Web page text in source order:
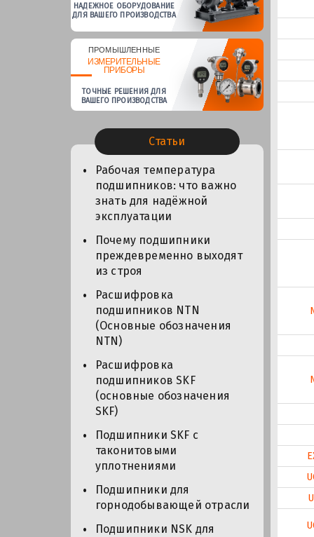
НАДЕЖНОЕ ОБОРУДОВАНИЕ
ДЛЯ ВАШЕГО ПРОИЗВОДСТВА
ПРОМЫШЛЕННЫЕ
ИЗМЕРИТЕЛЬНЫЕ
ПРИБОРЫ
ТОЧНЫЕ РЕШЕНИЯ ДЛЯ
ВАШЕГО ПРОИЗВОДСТВА
Статьи
Рабочая температура
подшипников: что важно
знать для надёжной
эксплуатации
Почему подшипники
преждевременно выходят
из строя
Расшифровка
подшипников NTN
(Основные обозначения
NTN)
Расшифровка
подшипников SKF
(основные обозначения
SKF)
Подшипники SKF с
таконитовыми
уплотнениями
Подшипники для
горнодобывающей отрасли
Подшипники NSK для